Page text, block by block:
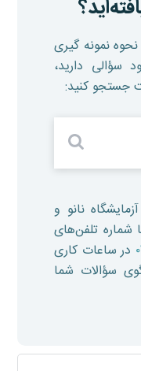
نمونه گیری
سؤالی دارید،
جستجو کنید:
نانو و
شماره تلفن‌های
در ساعات کاری
سؤالات شما